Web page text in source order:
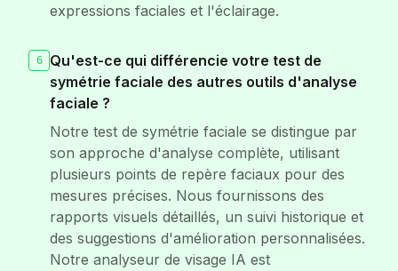
expressions faciales et l'éclairage.
6
Qu'est-ce qui différencie votre test de
symétrie faciale des autres outils d'analyse
faciale ?
Notre test de symétrie faciale se distingue par
son approche d'analyse complète, utilisant
plusieurs points de repère faciaux pour des
mesures précises. Nous fournissons des
rapports visuels détaillés, un suivi historique et
des suggestions d'amélioration personnalisées.
Notre analyseur de visage IA est